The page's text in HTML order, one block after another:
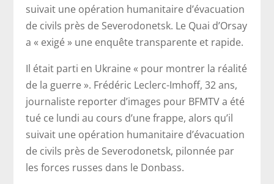
suivait une opération humanitaire d’évacuation
de civils près de Severodonetsk. Le Quai d’Orsay
a « exigé » une enquête transparente et rapide.
Il était parti en Ukraine « pour montrer la réalité
de la guerre ». Frédéric Leclerc-Imhoff, 32 ans,
journaliste reporter d’images pour BFMTV a été
tué ce lundi au cours d’une frappe, alors qu’il
suivait une opération humanitaire d’évacuation
de civils près de Severodonetsk, pilonnée par
les forces russes dans le Donbass.